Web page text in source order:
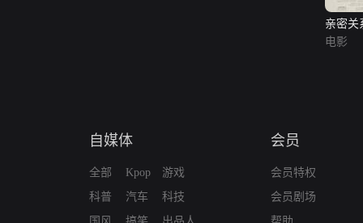
亲密关
电影
自媒体
全部
科普
Kpop
汽车
游戏
科技
会员
会员特权
会员剧场